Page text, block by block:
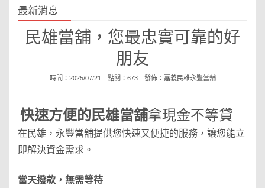
最新消息
民雄當舖，您最忠實可靠的好
朋友
時間：2025/07/21 點閱：673 發佈： 嘉義民雄永豐當舖
快速方便的民雄當舖拿現金不等貸
在民雄，永豐當舖提供您快速又便捷的服務，讓您能立
即解決資金需求。
當天撥款，無需等待